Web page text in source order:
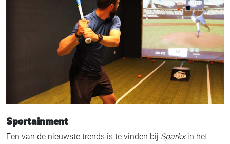
Sportainment
Een van de nieuwste trends is te vinden bij Sparkxin het